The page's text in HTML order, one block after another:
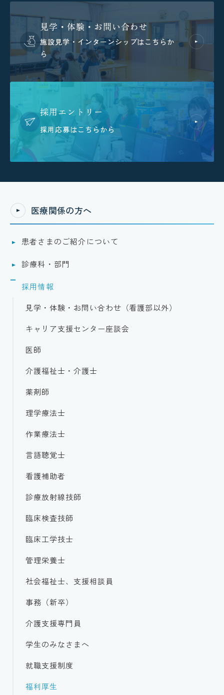
見学・体験・お問い合わせ
施設見学・インターンシップはこちらか
ら
採用エントリー
採用応募はこちらから
医療関係の方へ
患者さまのご紹介について
診療科・部門
採用情報
見学・体験・お問い合わせ（看護部以外）
キャリア支援センター座談会
医師
介護福祉士・介護士
薬剤師
理学療法士
作業療法士
言語聴覚士
看護補助者
診療放射線技師
臨床検査技師
臨床工学技士
管理栄養士
社会福祉士、支援相談員
事務（新卒）
介護支援専門員
学生のみなさまへ
就職支援制度
福利厚生